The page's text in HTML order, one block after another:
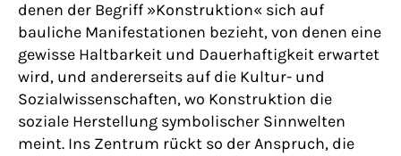
denen der Begriff »Konstruktion« sich auf
bauliche Manifestationen bezieht, von denen eine
gewisse Haltbarkeit und Dauerhaftigkeit erwartet
wird, und andererseits auf die Kultur- und
Sozialwissenschaften, wo Konstruktion die
soziale Herstellung symbolischer Sinnwelten
meint. Ins Zentrum rückt so der Anspruch, die